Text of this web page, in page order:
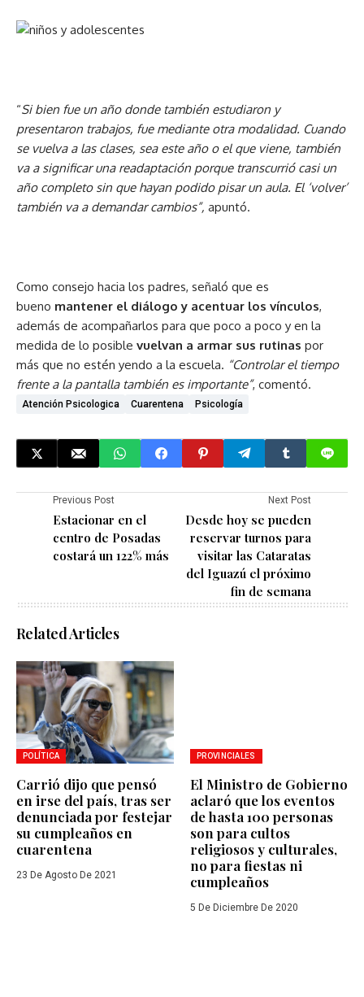
“Si bien fue un año donde también estudiaron y
presentaron trabajos, fue mediante otra modalidad. Cuando
se vuelva a las clases, sea este año o el que viene, también
va a significar una readaptación porque transcurrió casi un
año completo sin que hayan podido pisar un aula. El ‘volver’
también va a demandar cambios”, apuntó.
Como consejo hacia los padres, señaló que es
bueno mantener el diálogo y acentuar los vínculos,
además de acompañarlos para que poco a poco y en la
medida de lo posible vuelvan a armar sus rutinas por
más que no estén yendo a la escuela. “Controlar el tiempo
frente a la pantalla también es importante”, comentó.
Atención Psicologica Cuarentena Psicología
Previous Post
Estacionar en el
centro de Posadas
costará un 122% más
Next Post
Desde hoy se pueden
reservar turnos para
visitar las Cataratas
del Iguazú el próximo
fin de semana
Related Articles
POLÍTICA
Carrió dijo que pensó
en irse del país, tras ser
denunciada por festejar
su cumpleaños en
cuarentena
23 De Agosto De 2021
PROVINCIALES
El Ministro de Gobierno
aclaró que los eventos
de hasta 100 personas
son para cultos
religiosos y culturales,
no para fiestas ni
cumpleaños
5 De Diciembre De 2020